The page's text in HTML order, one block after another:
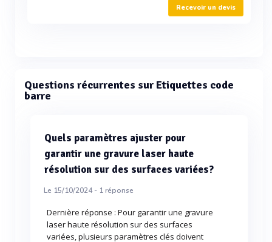
Recevoir un devis
Questions récurrentes sur Etiquettes code
barre
Quels paramètres ajuster pour
garantir une gravure laser haute
résolution sur des surfaces variées?
Le 15/10/2024 - 1réponse
Dernière réponse : Pour garantir une gravure
laser haute résolution sur des surfaces
variées, plusieurs paramètres clés doivent